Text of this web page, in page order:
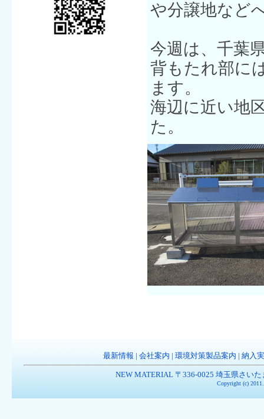
や分譲地など
今週は、千葉
背もたれ部に
ます。
海辺に近い地
た。
最新情報 会社案内 環境対策製品案内 納入
NEW MATERIAL 〒336-0025 埼玉県さい
Copyright (c)